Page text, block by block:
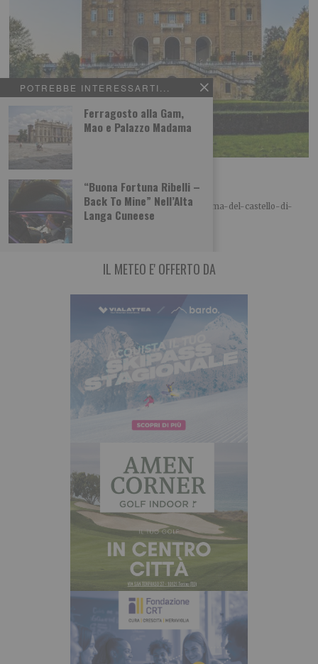
POTREBBE INTERESSARTI...
Ferragosto alla Gam,
Mao e Palazzo Madama
“Buona Fortuna Ribelli –
Back To Mine” Nell’Alta
Langa Cuneese
Il fantasma del castello di Agliè
A cura di Piemonteitalia.eu Leggi l’articolo:
https://www.piemonteitalia.eu/it/curiosita/il-fantasma-del-castello-di-
agliè Leggi qui le ultime notizie: IL TORINESE
IL METEO E' OFFERTO DA